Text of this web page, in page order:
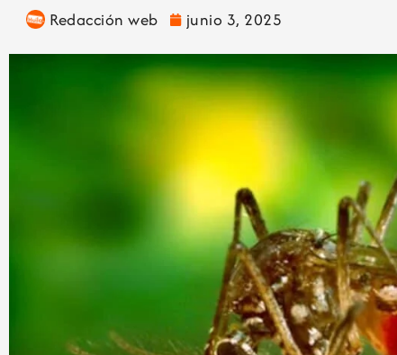
Redacción web junio 3, 2025